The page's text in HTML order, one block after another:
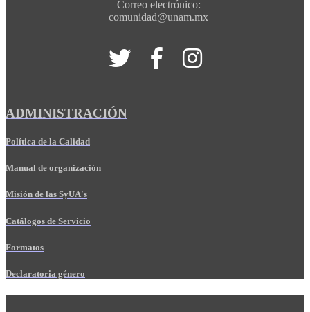
Correo electrónico:
comunidad@unam.mx
ADMINISTRACIÓN
Política de la Calidad
Manual de organización
Misión de las SyUA's
Catálogos de Servicio
Formatos
Declaratoria género